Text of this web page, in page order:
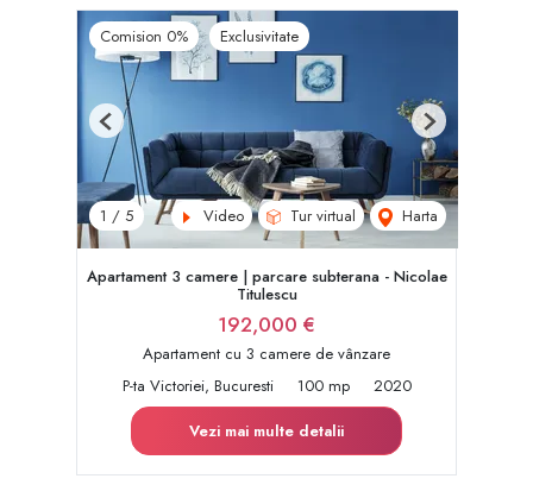
Comision 0% Exclusivitate
1 / 5 Video Tur virtual Harta
Previous Next
Apartament 3 camere | parcare subterana - Nicolae
Titulescu
192,000 €
Apartament cu 3 camere de vânzare
P-ta Victoriei, Bucuresti
100 mp
2020
Vezi mai multe detalii